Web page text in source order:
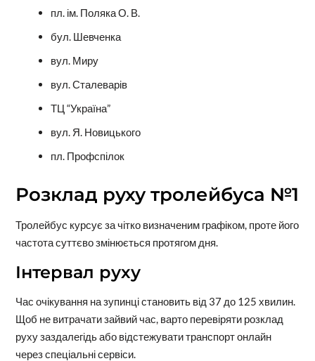
пл. ім. Поляка О. В.
бул. Шевченка
вул. Миру
вул. Сталеварів
ТЦ “Україна”
вул. Я. Новицького
пл. Профспілок
Розклад руху тролейбуса №1
Тролейбус курсує за чітко визначеним графіком, проте його
частота суттєво змінюється протягом дня.
Інтервал руху
Час очікування на зупинці становить від 37 до 125 хвилин.
Щоб не витрачати зайвий час, варто перевіряти розклад
руху заздалегідь або відстежувати транспорт онлайн
через спеціальні сервіси.